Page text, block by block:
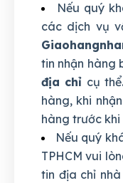
Nếu quý
các dịch vụ
tin nhận hàng
địa chỉ cụ
hàng, khi
hàng trước khi
Nếu quý
TPHCM vui
tin địa chỉ